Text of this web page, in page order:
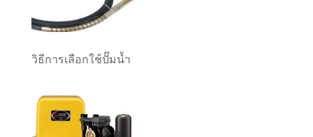
วิธีการเลือกใช้ปั๊มน้ำ